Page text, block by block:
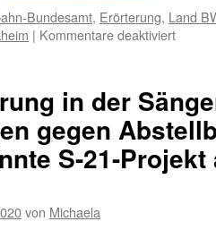
Bundesamt, Erörterung, Land
| Kommentare deaktiviert
in der
gegen
S-21-
von Michaela